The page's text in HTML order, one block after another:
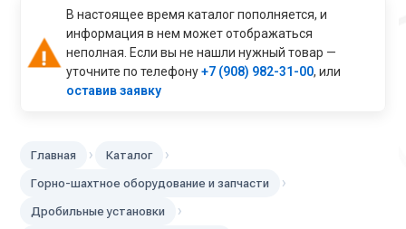
В настоящее время каталог пополняется, и
информация в нем может отображаться
неполная. Если вы не нашли нужный товар —
уточните по телефону+7 (908) 982-31-00, или
оставив заявку
Главная › Каталог ›
Горно-шахтное оборудование и запчасти ›
Дробильные установки ›